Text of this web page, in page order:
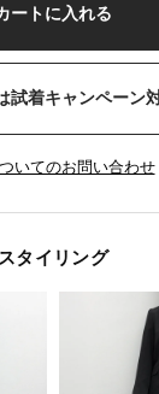
ートに入れる
試着キャンペーン
いてのお問い合わせ
スタイリング